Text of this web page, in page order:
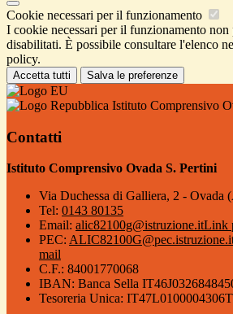
Cookie necessari per il funzionamento
I cookie necessari per il funzionamento non
disabilitati. È possibile consultare l'elenco
policy.
Accetta tutti Salva le preferenze
Istituto Comprensivo
Contatti
Istituto Comprensivo Ovada S. Pertini
Via Duchessa di Galliera, 2 - Ovada
Tel: 0143 80135
Email: alic82100g@istruzione.itLink
PEC:
mail
C.F.: 84001770068
IBAN: Banca Sella
Tesoreria Unica: